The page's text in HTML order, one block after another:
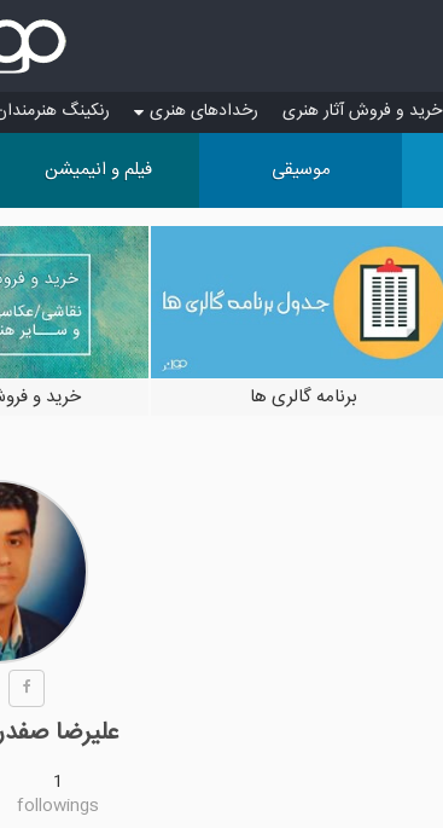
خرید و فروش آثار هنری رخدادهای هنری رنکینگ
موسیقی فیلم و انیمیشن
خرید و برنامه گالری ها
علیرضا
1
followings